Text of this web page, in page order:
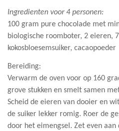
Ingredienten voor 4 personen:
100 gram pure chocolade met
biologische roomboter, 2 eieren,
kokosbloesemsuiker, cacaopoeder
Bereiding:
Verwarm de oven voor op 160
grove stukken en smelt samen
Scheid de eieren van dooier en
de suiker lekker romig. Roer de
door het eimengsel. Zet even